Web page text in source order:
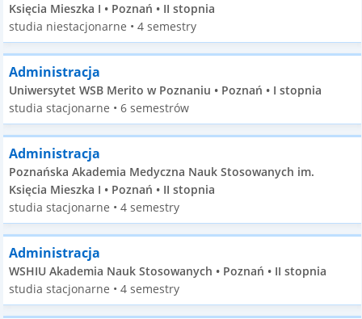
Księcia Mieszka I • Poznań • II stopnia
studia niestacjonarne • 4 semestry
Administracja
Uniwersytet WSB Merito w Poznaniu • Poznań • I stopnia
studia stacjonarne • 6 semestrów
Administracja
Poznańska Akademia Medyczna Nauk Stosowanych im.
Księcia Mieszka I • Poznań • II stopnia
studia stacjonarne • 4 semestry
Administracja
WSHIU Akademia Nauk Stosowanych • Poznań • II stopnia
studia stacjonarne • 4 semestry